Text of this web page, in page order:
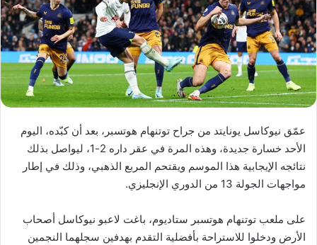
عمّق نيوكاسل يونايتد من جراح توتنهام هوتسبر، بعد أن كبّده، اليوم
الأحد خسارة جديدة، وهذه المرة في عقر داره 2-1، ليواصل بذلك
نتائجه الإيجابية هذا الموسم ويقتحم المربع الذهبي، وذلك في إطار
مواجهات الجولة 13 من الدوري الإنجليزي.
على ملعب توتنهام هوتسبر ستاديوم، باغت لاعبو نيوكاسل أصحاب
الأرض ودخلوا للاستراحة بأفضلية التقدم بهدفين سجلهما النجمين